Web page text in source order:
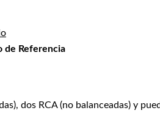
de Referencia
dos RCA (no balanceadas) y